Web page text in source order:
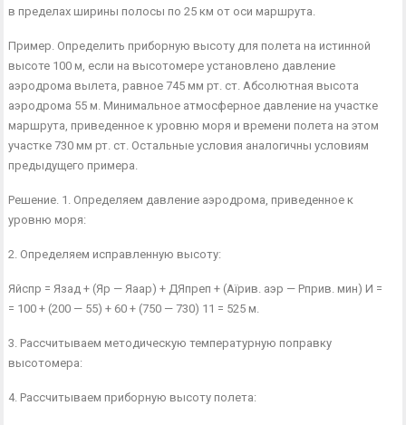
в пре­делах ширины полосы по 25 км от оси маршрута.
Пример. Определить приборную высоту для полета на истинной
высоте 100 м, если на высотомере установлено давление
аэродрома вылета, равное 745 мм рт. ст. Абсолютная высота
аэродрома 55 м. Минимальное атмосферное давление на участке
маршрута, приведенное к уровню моря и времени полета на этом
участке 730 мм рт. ст. Остальные условия аналогичны условиям
преды­дущего примера.
Решение. 1. Определяем давление аэродрома, приведенное к
уровню моря:
2. Определяем исправленную высоту:
Яйспр = Язад + (Яр — Яаар) + ДЯпреп + (Аїрив. аэр — Рприв. мин) И =
= 100 + (200 — 55) + 60 + (750 — 730) 11 = 525 м.
3. Рассчитываем методическую температурную поправку
высотомера:
4. Рассчитываем приборную высоту полета: